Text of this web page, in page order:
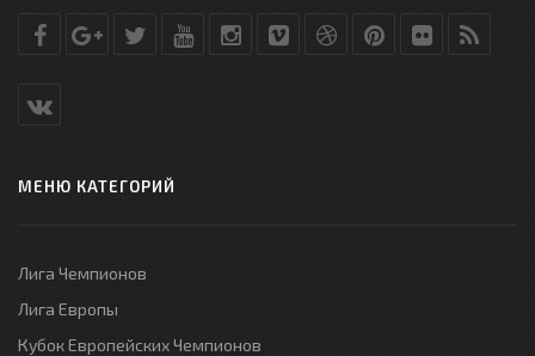
МЕНЮ КАТЕГОРИЙ
Лига Чемпионов
Лига Европы
Кубок Европейских Чемпионов